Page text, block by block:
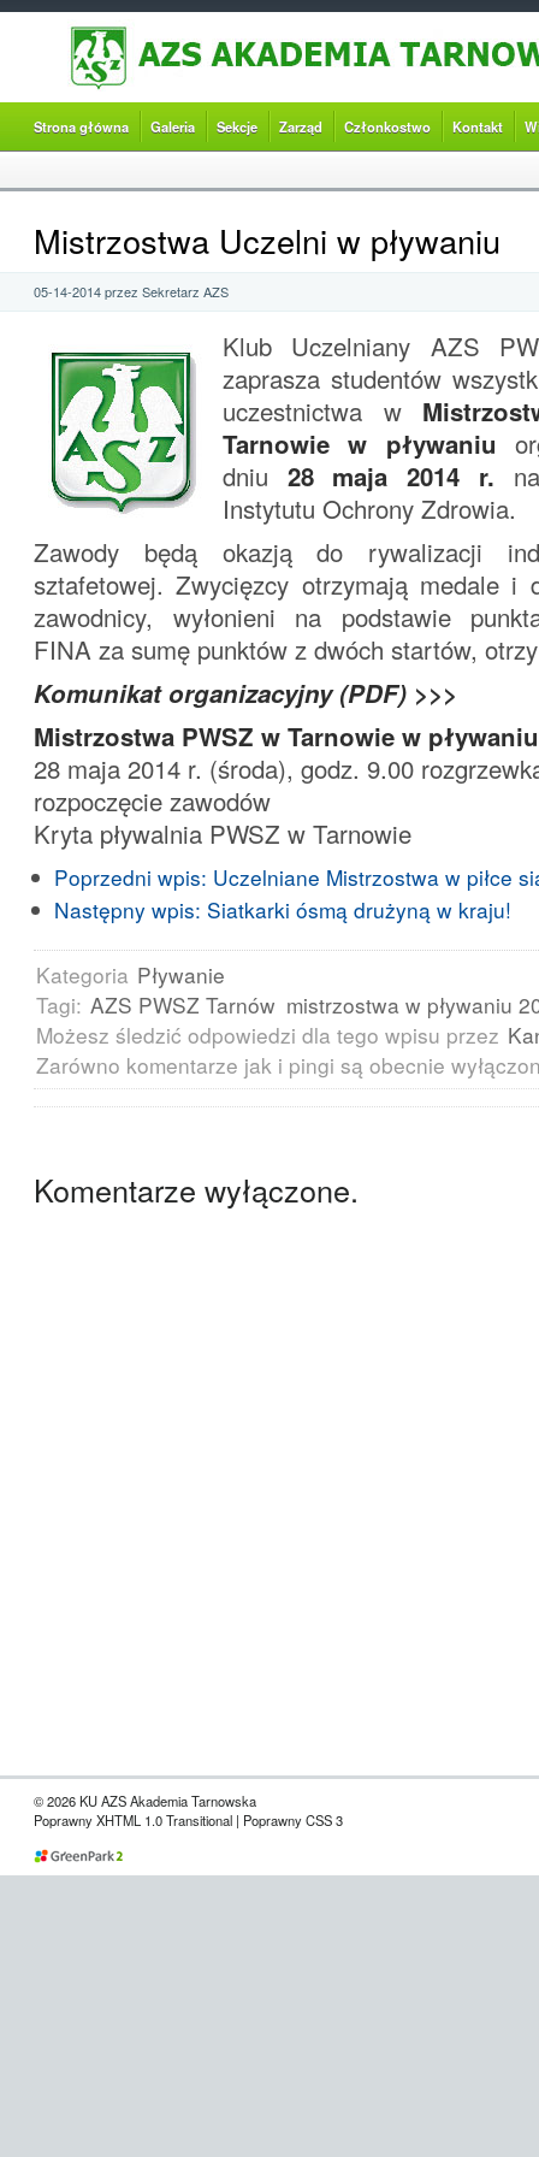
Strona główna Galeria Sekcje Zarząd Członkostwo Kontakt
Mistrzostwa Uczelni w pływaniu
05-14-2014 przez Sekretarz AZS
Klub Uczelniany AZS
zaprasza studentów
uczestnictwa w
Tarnowie w pływaniu
dniu 28 maja 2014 r.
Instytutu Ochrony Zdrowia.
Zawody będą okazją do rywalizacji
sztafetowej. Zwycięzcy otrzymają medale i
zawodnicy, wyłonieni na podstawie
FINA za sumę punktów z dwóch startów,
Komunikat organizacyjny (PDF) >>>
Mistrzostwa PWSZ w Tarnowie w pływaniu
28 maja 2014 r. (środa), godz. 9.00
rozpoczęcie zawodów
Kryta pływalnia PWSZ w Tarnowie
Poprzedni wpis: Uczelniane Mistrzostwa w piłce
Następny wpis: Siatkarki ósmą drużyną w kraju!
Kategoria Pływanie
Tagi: AZS PWSZ Tarnów mistrzostwa w pływaniu
Możesz śledzić odpowiedzi dla tego wpisu przez
Zarówno komentarze jak i pingi są obecnie
Komentarze wyłączone.
© 2026 KU AZS Akademia Tarnowska
Poprawny XHTML 1.0 Transitional | Poprawny CSS 3